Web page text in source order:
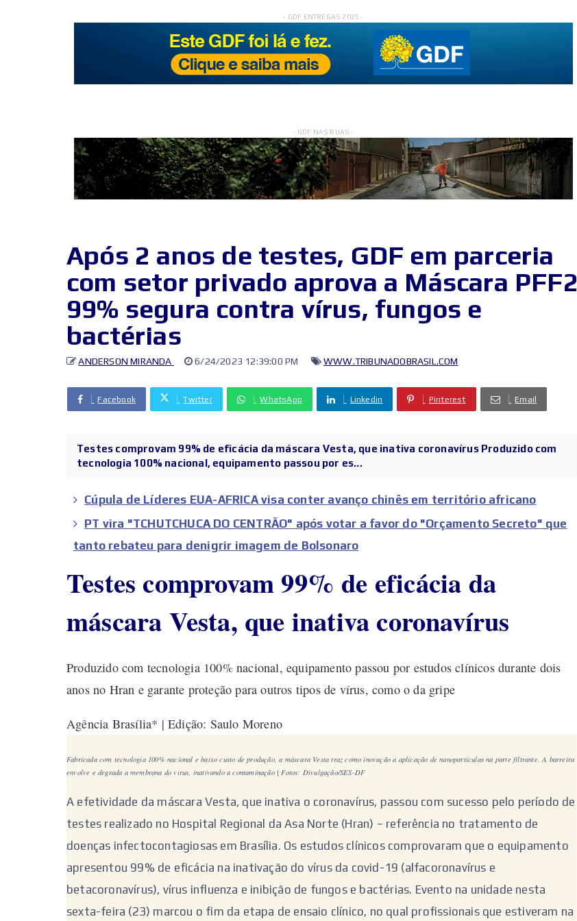
- GDF ENTREGAS 2025 -
- GDF NAS RUAS -
Após 2 anos de testes, GDF em parceria
com setor privado aprova a Máscara PFF2
99% segura contra vírus, fungos e
bactérias
ANDERSON MIRANDA 6/24/2023 12:39:00 PM WWW.TRIBUNADOBRASIL.COM
Facebook Twitter WhatsApp Linkedin Pinterest Email
Testes comprovam 99% de eficácia da máscara Vesta, que inativa coronavírus Produzido com
tecnologia 100% nacional, equipamento passou por es...
Cúpula de Líderes EUA-AFRICA visa conter avanço chinês em território africano
PT vira "TCHUTCHUCA DO CENTRÃO" após votar a favor do "Orçamento Secreto" que
tanto rebateu para denigrir imagem de Bolsonaro
Testes comprovam 99% de eficácia da
máscara Vesta, que inativa coronavírus
Produzido com tecnologia 100% nacional, equipamento passou por estudos clínicos durante dois
anos no Hran e garante proteção para outros tipos de vírus, como o da gripe
Agência Brasília* | Edição: Saulo Moreno
Fabricada com tecnologia 100% nacional e baixo custo de produção, a máscara Vesta traz como inovação a aplicação de nanopartículas na parte filtrante. A barreira
envolve e degrada a membrana do vírus, inativando a contaminação | Fotos: Divulgação/SES-DF
A efetividade da máscara Vesta, que inativa o coronavírus, passou com sucesso pelo período de
testes realizado no Hospital Regional da Asa Norte (Hran) – referência no tratamento de
doenças infectocontagiosas em Brasília. Os estudos clínicos comprovaram que o equipamento
apresentou 99% de eficácia na inativação do vírus da covid-19 (alfacoronavírus e
betacoronavírus), vírus influenza e inibição de fungos e bactérias. Evento na unidade nesta
sexta-feira (23) marcou o fim da etapa de ensaio clínico, no qual profissionais que estiveram na